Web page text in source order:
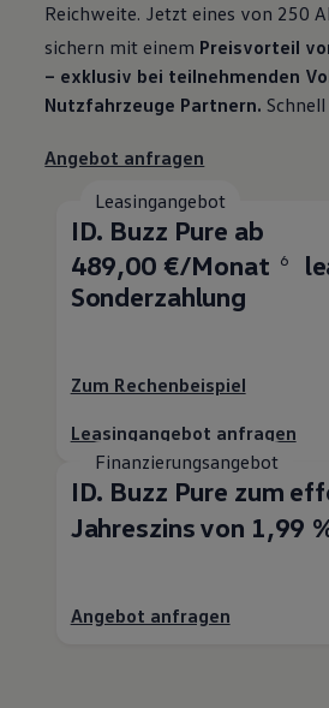
Reichweite. Jetzt eines von 250
sichern mit einem Preisvorteil
– exklusiv bei teilnehmenden
Nutzfahrzeuge Partnern.
Angebot anfragen
Leasingangebot
ID. Buzz Pure ab
489,00 €/Monat
6
Sonderzahlung
Zum Rechenbeispiel
Leasingangebot anfragen
Finanzierungsangebot
ID. Buzz Pure zum
Jahreszins von 1,99
Angebot anfragen